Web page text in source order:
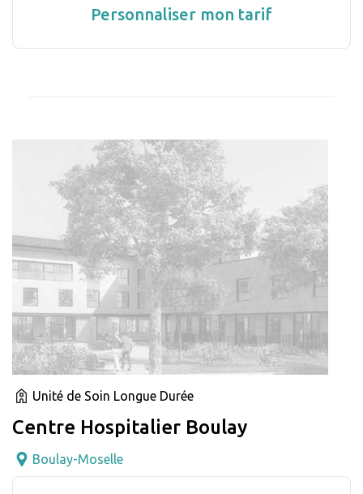
Personnaliser mon tarif
Unité de Soin Longue Durée
Centre Hospitalier Boulay
Boulay-Moselle